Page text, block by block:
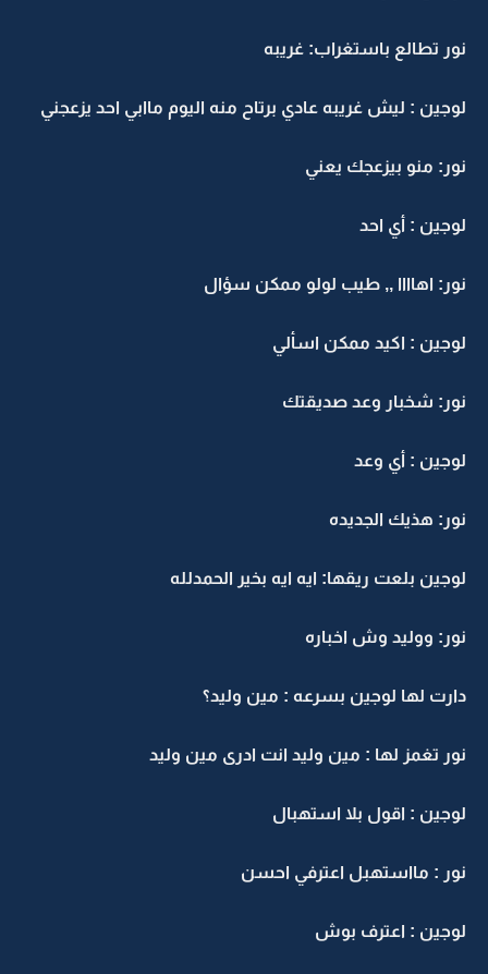
نور تطالع باستغراب: غريبه
لوجين : ليش غريبه عادي برتاح منه اليوم ماابي احد يزعجني
نور: منو بيزعجك يعني
لوجين : أي احد
نور: اهاااا ,, طيب لولو ممكن سؤال
لوجين : اكيد ممكن اسألي
نور: شخبار وعد صديقتك
لوجين : أي وعد
نور: هذيك الجديده
لوجين بلعت ريقها: ايه ايه بخير الحمدلله
نور: ووليد وش اخباره
دارت لها لوجين بسرعه : مين وليد؟
نور تغمز لها : مين وليد انت ادرى مين وليد
لوجين : اقول بلا استهبال
نور : مااستهبل اعترفي احسن
لوجين : اعترف بوش